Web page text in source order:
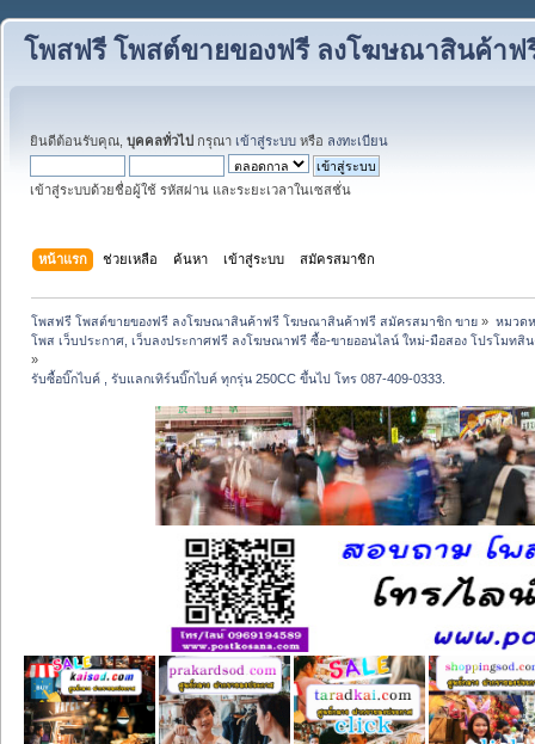
โพสฟรี โพสต์ขายของฟรี ลงโฆษณาสินค้า
ยินดีต้อนรับคุณ, บุคคลทั่วไป กรุณา เข้าสู่ระบบ หรือ ลงทะเบียน
เข้าสู่ระบบด้วยชื่อผู้ใช้ รหัสผ่าน และระยะเวลาในเซสชั่น
หน้าแรก ช่วยเหลือ ค้นหา เข้าสู่ระบบ สมัครสมาชิก
โพสฟรี โพสต์ขายของฟรี ลงโฆษณาสินค้าฟรี โฆษณาสินค้าฟรี สมัครสมาชิก ขาย » หมวด
โพส เว็บประกาศ, เว็บลงประกาศฟรี ลงโฆษณาฟรี ซื้อ-ขายออนไลน์ ใหม่-มือสอง โปรโมทสิ
»
รับซื้อบิ๊กไบค์ , รับแลกเทิร์นบิ๊กไบค์ ทุกรุ่น 250CC ขึ้นไป โทร 087-409-0333.